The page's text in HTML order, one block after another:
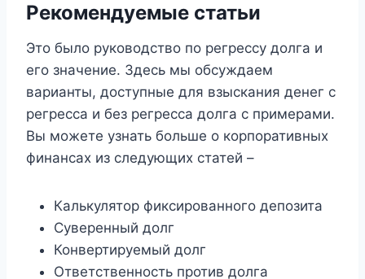
Рекомендуемые статьи
Это было руководство по регрессу долга и
его значение. Здесь мы обсуждаем
варианты, доступные для взыскания денег с
регресса и без регресса долга с примерами.
Вы можете узнать больше о корпоративных
финансах из следующих статей –
Калькулятор фиксированного депозита
Суверенный долг
Конвертируемый долг
Ответственность против долга